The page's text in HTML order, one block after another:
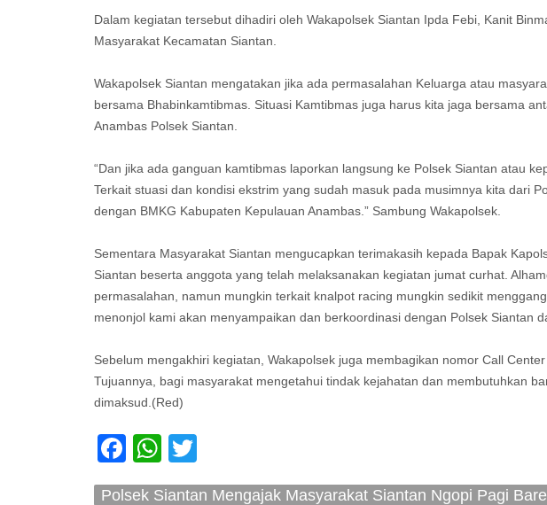
Dalam kegiatan tersebut dihadiri oleh Wakapolsek Siantan Ipda Febi, Kanit
Masyarakat Kecamatan Siantan.
Wakapolsek Siantan mengatakan jika ada permasalahan Keluarga atau
bersama Bhabinkamtibmas. Situasi Kamtibmas juga harus kita jaga bersama
Anambas Polsek Siantan.
“Dan jika ada ganguan kamtibmas laporkan langsung ke Polsek Siantan atau
Terkait stuasi dan kondisi ekstrim yang sudah masuk pada musimnya kita dari
dengan BMKG Kabupaten Kepulauan Anambas.” Sambung Wakapolsek.
Sementara Masyarakat Siantan mengucapkan terimakasih kepada Bapak
Siantan beserta anggota yang telah melaksanakan kegiatan jumat curhat.
permasalahan, namun mungkin terkait knalpot racing mungkin sedikit
menonjol kami akan menyampaikan dan berkoordinasi dengan Polsek Siantan
Sebelum mengakhiri kegiatan, Wakapolsek juga membagikan nomor Call
Tujuannya, bagi masyarakat mengetahui tindak kejahatan dan membutuhkan
dimaksud.(Red)
Facebook
WhatsApp
Polsek Siantan Mengajak Masyarakat Siantan Ngopi Pagi